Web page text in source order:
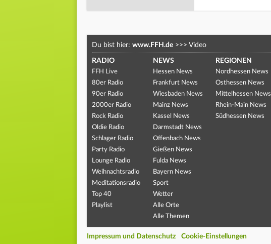
Du bist hier: www.FFH.de >>> Video
RADIO
FFH Live
80er Radio
90er Radio
2000er Radio
Rock Radio
Oldie Radio
Schlager Radio
Party Radio
Lounge Radio
Weihnachtsradio
Meditationsradio
Top 40
Playlist
NEWS
Hessen News
Frankfurt News
Wiesbaden News
Mainz News
Kassel News
Darmstadt News
Offenbach News
Gießen News
Fulda News
Bayern News
Sport
Wetter
Alle Orte
Alle Themen
REGIONEN
Nordhessen News
Osthessen News
Mittelhessen News
Rhein-Main News
Südhessen News
Impressum und Datenschutz Cookie-Einstellungen